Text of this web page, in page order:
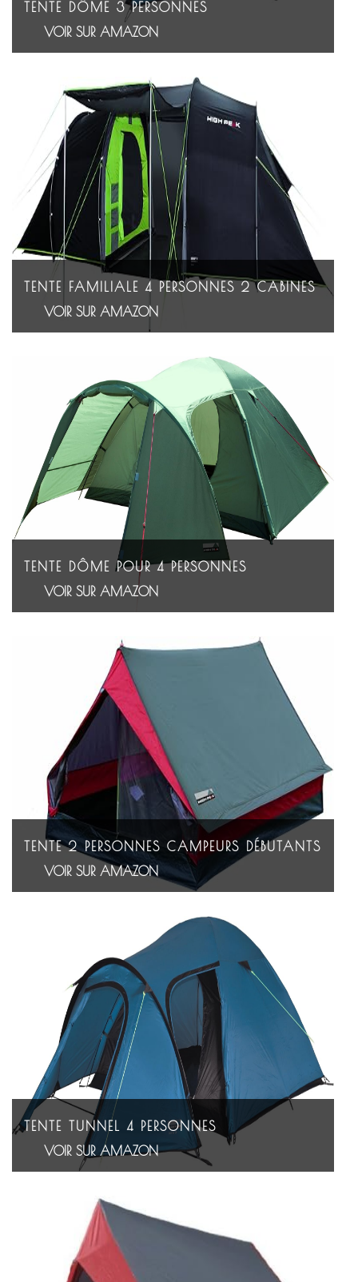
TENTE DÔME 3 PERSONNES
VOIR SUR AMAZON
TENTE FAMILIALE 4 PERSONNES 2 CABINES
VOIR SUR AMAZON
TENTE DÔME POUR 4 PERSONNES
VOIR SUR AMAZON
TENTE 2 PERSONNES CAMPEURS DÉBUTANTS
VOIR SUR AMAZON
TENTE TUNNEL 4 PERSONNES
VOIR SUR AMAZON